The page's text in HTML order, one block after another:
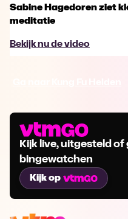
Sabine Hagedoren ziet
meditatie
Bekijk nu de video
Kijk live, uitgesteld of
bingewatchen
Kijk op